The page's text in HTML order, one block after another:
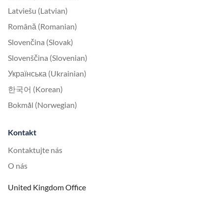
Latviešu (Latvian)
Română (Romanian)
Slovenčina (Slovak)
Slovenščina (Slovenian)
Українська (Ukrainian)
한국어 (Korean)
Bokmål (Norwegian)
Kontakt
Kontaktujte nás
O nás
United Kingdom Office